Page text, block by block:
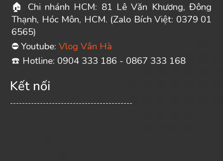
🏠
Chi nhánh HCM: 81 Lê Văn Khương, Đông
Thạnh, Hóc Môn, HCM. (Zalo Bích Việt: 0379 01
6565)
⛔ Youtube: Vlog Vân Hà
☎ ️ Hotline: 0904 333 186 - 0867 333 168
Kết nối
-----------------------------------------